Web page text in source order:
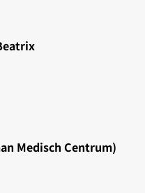
Medisch Centrum)